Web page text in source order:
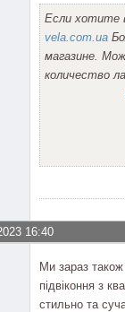
Если хотите
vela.com.ua
магазине.
количество
16:40
Ми зараз
підвіконня з
стильно та